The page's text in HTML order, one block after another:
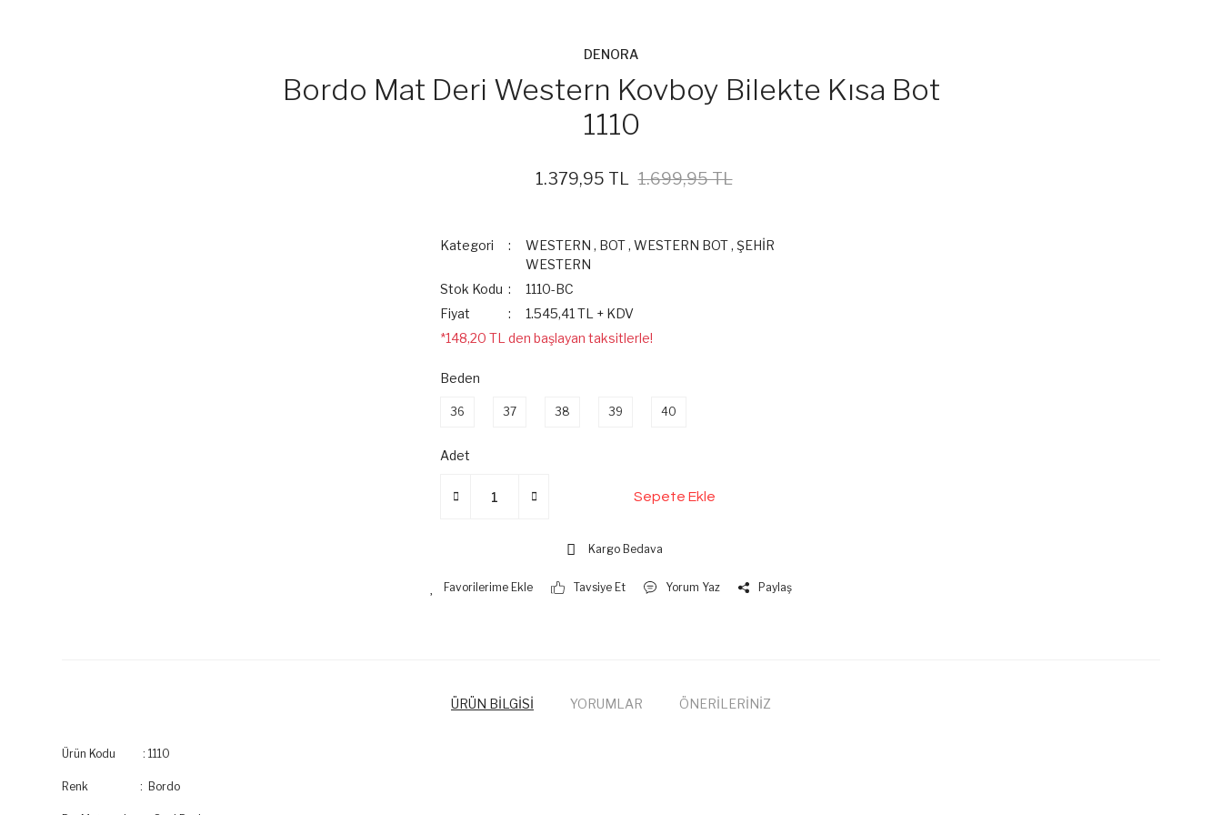
DENORA
Bordo Mat Deri Western Kovboy Bilekte Kısa Bot
1110
1.379,95 TL 1.699,95 TL
Kategori WESTERN , BOT,WESTERN BOT,ŞEHİR
WESTERN
Stok Kodu
1110-BC
Fiyat
1.545,41 TL + KDV
*148,20 TL den başlayan taksitlerle!
Beden
36 37 38 39 40
Adet
Sepete Ekle
Kargo Bedava
Tavsiye Et Yorum Yaz Paylaş
ÜRÜN BİLGİSİ YORUMLAR ÖNERİLERİNİZ
Ürün Kodu : 1110
Renk : Bordo